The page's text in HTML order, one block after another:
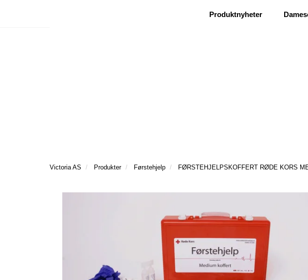
Ønsker besøk| Ris og ros
Produktnyheter
Victoria AS Produkter Førstehjelp FØRSTEHJELPSKOFFERT RØDE KORS